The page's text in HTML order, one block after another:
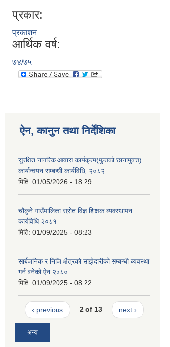
प्रकार:
प्रकाशन
आर्थिक वर्ष:
७४/७५
ऐन, कानुन तथा निर्देशिका
सुरक्षित नागरिक आवास कार्यक्रम(फुसको छानामुक्त्त)
कार्यान्वयन सम्बन्धी कार्यविधि, २०८२
मिति: 01/05/2026 - 18:29
चौकुने गाउँपालिका स्रोत विज्ञ शिक्षक ब्यवस्थापन
कार्यविधि २०८१
मिति: 01/09/2025 - 08:23
सार्बजनिक र निजि क्षैत्रको साझेदारीको सम्बन्धी ब्यवस्था
गर्न बनेको ऐन २०८०
मिति: 01/09/2025 - 08:22
‹ previous 2 of 13 next ›
अन्य